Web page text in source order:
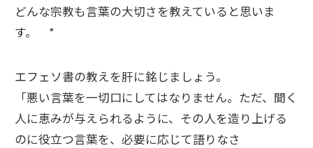
どんな宗教も言葉の大切さを教えていると思いま
す。 *
エフェソ書の教えを肝に銘じましょう。
「悪い言葉を一切口にしてはなりません。ただ、聞く
人に恵みが与えられるように、その人を造り上げる
のに役立つ言葉を、必要に応じて語りなさ